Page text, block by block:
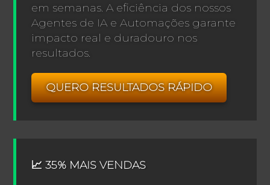
em semanas. A eficiência dos nossos
Agentes de IA e Automações garante
impacto real e duradouro nos
resultados.
QUERO RESULTADOS RÁPIDO
📈 35% MAIS VENDAS